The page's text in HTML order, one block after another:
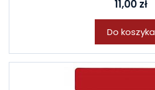
11,00 zł
Do koszyka